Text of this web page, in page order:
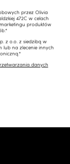
przez Olivia
472C w celach
produktów
z o.o. z siedzibą w
lub na zlecenie innych
danych